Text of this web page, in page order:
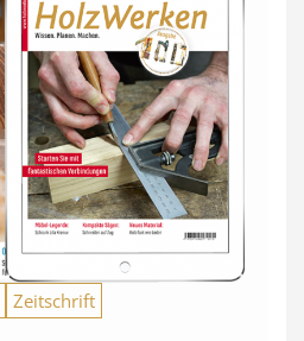
Zeitschrift